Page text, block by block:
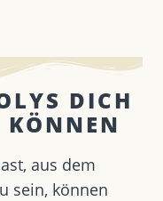
DICH
aus dem
sein, können